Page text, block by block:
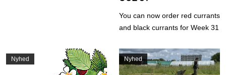
You can now order red currants
and black currants for Week 31
Nyhed Nyhed